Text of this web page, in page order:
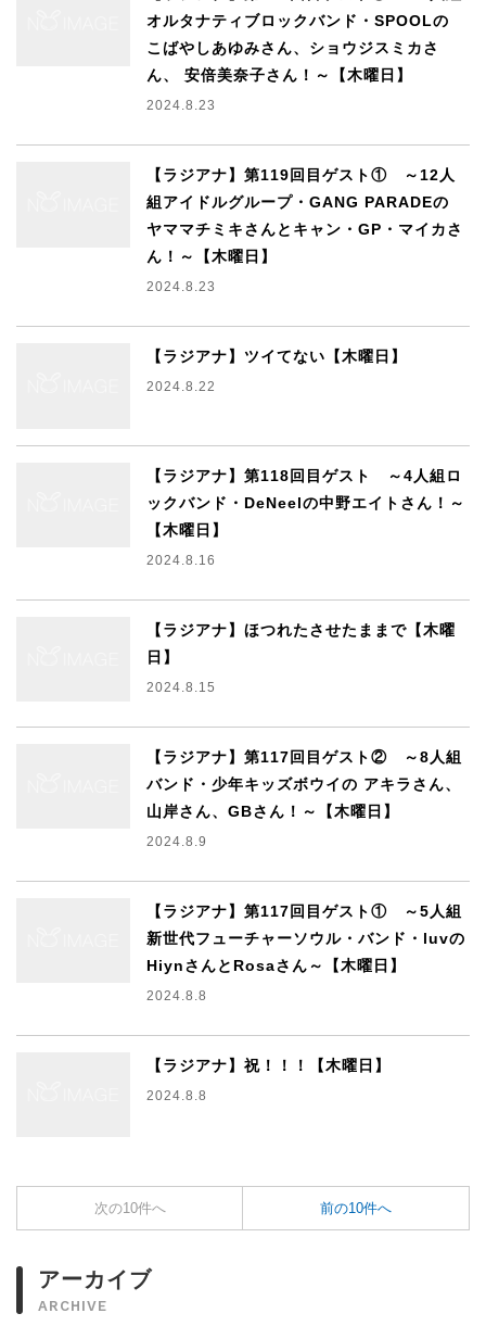
オルタナティブロックバンド・SPOOLの
こばやしあゆみさん、ショウジスミカさ
ん、 安倍美奈子さん！～【木曜日】
2024.8.23
【ラジアナ】第119回目ゲスト① ～12人
組アイドルグループ・GANG PARADEの
ヤママチミキさんとキャン・GP・マイカさ
ん！～【木曜日】
2024.8.23
【ラジアナ】ツイてない【木曜日】
2024.8.22
【ラジアナ】第118回目ゲスト ～4人組ロ
ックバンド・DeNeelの中野エイトさん！～
【木曜日】
2024.8.16
【ラジアナ】ほつれたさせたままで【木曜
日】
2024.8.15
【ラジアナ】第117回目ゲスト② ～8人組
バンド・少年キッズボウイの アキラさん、
山岸さん、GBさん！～【木曜日】
2024.8.9
【ラジアナ】第117回目ゲスト① ～5人組
新世代フューチャーソウル・バンド・luvの
HiynさんとRosaさん～【木曜日】
2024.8.8
【ラジアナ】祝！！！【木曜日】
2024.8.8
次の10件へ 前の10件へ
アーカイブ
ARCHIVE